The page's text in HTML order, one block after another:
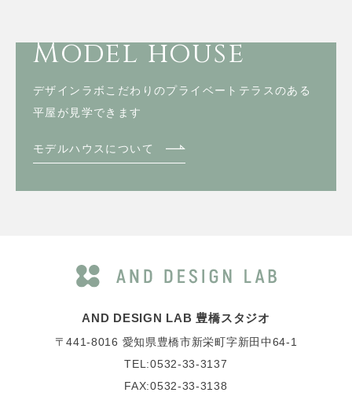
Model house
デザインラボこだわりのプライベートテラスのある
平屋が見学できます
モデルハウスについて
AND DESIGN LAB 豊橋スタジオ
〒441-8016 愛知県豊橋市新栄町字新田中64-1
TEL:0532-33-3137
FAX:0532-33-3138